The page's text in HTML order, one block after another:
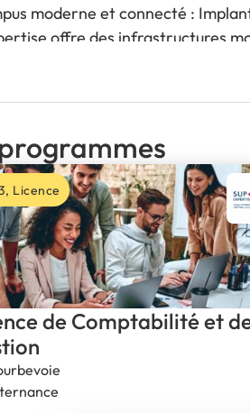
moderne et connecté :
offre des infrastructures
et Mission claire :
de Comptabilité et
Licence